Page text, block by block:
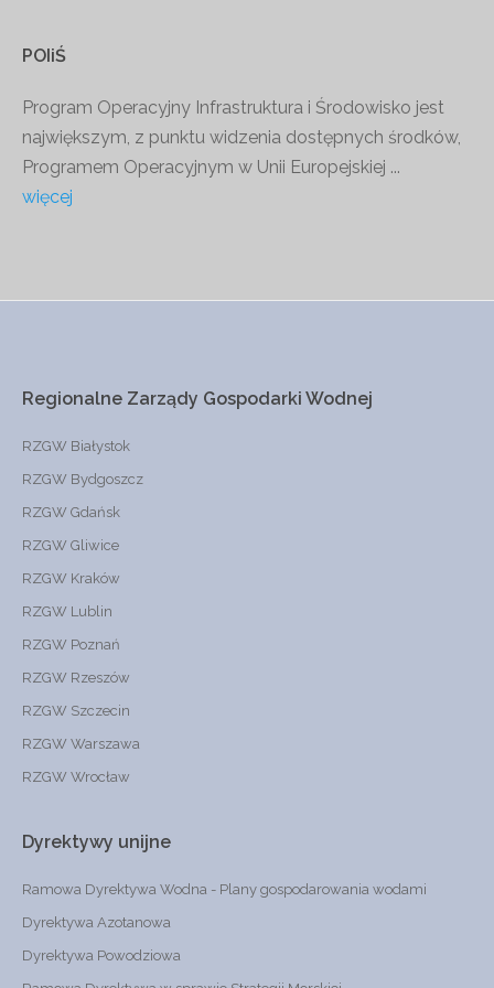
POIiŚ
Program Operacyjny Infrastruktura i Środowisko jest
największym, z punktu widzenia dostępnych środków,
Programem Operacyjnym w Unii Europejskiej ...
więcej
Regionalne Zarządy Gospodarki Wodnej
RZGW Białystok
RZGW Bydgoszcz
RZGW Gdańsk
RZGW Gliwice
RZGW Kraków
RZGW Lublin
RZGW Poznań
RZGW Rzeszów
RZGW Szczecin
RZGW Warszawa
RZGW Wrocław
Dyrektywy unijne
Ramowa Dyrektywa Wodna - Plany gospodarowania wodami
Dyrektywa Azotanowa
Dyrektywa Powodziowa